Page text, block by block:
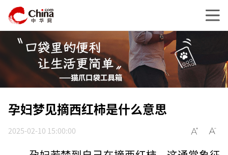
孕妇梦见摘西红柿是什么意思
2025-02-10 15:00:00